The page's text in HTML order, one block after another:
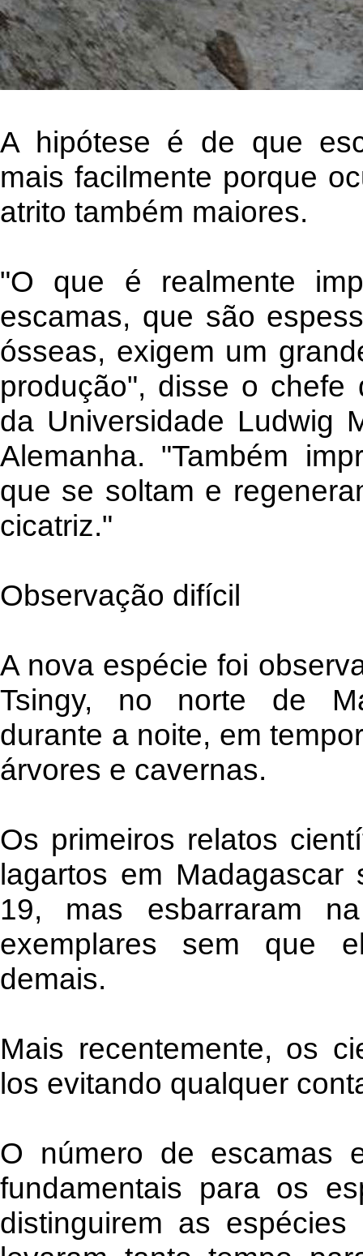
A hipótese é de que
mais facilmente porque
atrito também maiores.
"O que é realmente
escamas, que são
ósseas, exigem um
produção", disse o chefe
da Universidade Ludwig
Alemanha. "Também
que se soltam e
cicatriz."
Observação difícil
A nova espécie foi
Tsingy, no norte de
durante a noite, em
árvores e cavernas.
Os primeiros relatos
lagartos em
19, mas esbarraram
exemplares sem que
demais.
Mais recentemente, os
los evitando qualquer
O número de escamas
fundamentais para os
distinguirem as